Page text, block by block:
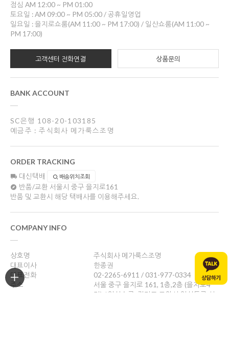
점심 AM 12:00 ~ PM 01:00
토요일 : AM 09:00 ~ PM 05:00 / 공휴일영업
일요일 : 을지로쇼룸(AM 11:00 ~ PM 17:00) / 일산쇼룸(AM 11:00 ~
PM 17:00)
고객센터 전화연결 상품문의
BANK ACCOUNT
SC은행 108-20-103185
예금주 : 주식회사 메가룩스조명
ORDER TRACKING
대신택배 배송위치조회
반품/교환 서울시 중구 을지로161
반품 및 교환시 해당 택배사를 이용해주세요.
COMPANY INFO
상호명
주식회사 메가룩스조명
대표이사
한종권
대표전화
02-2265-6911 / 031-977-0334
주소
서울 중구 을지로 161, 1층,2층 (을지로4
가) / 일산쇼룸: 경기도 고양시 일산동구 성